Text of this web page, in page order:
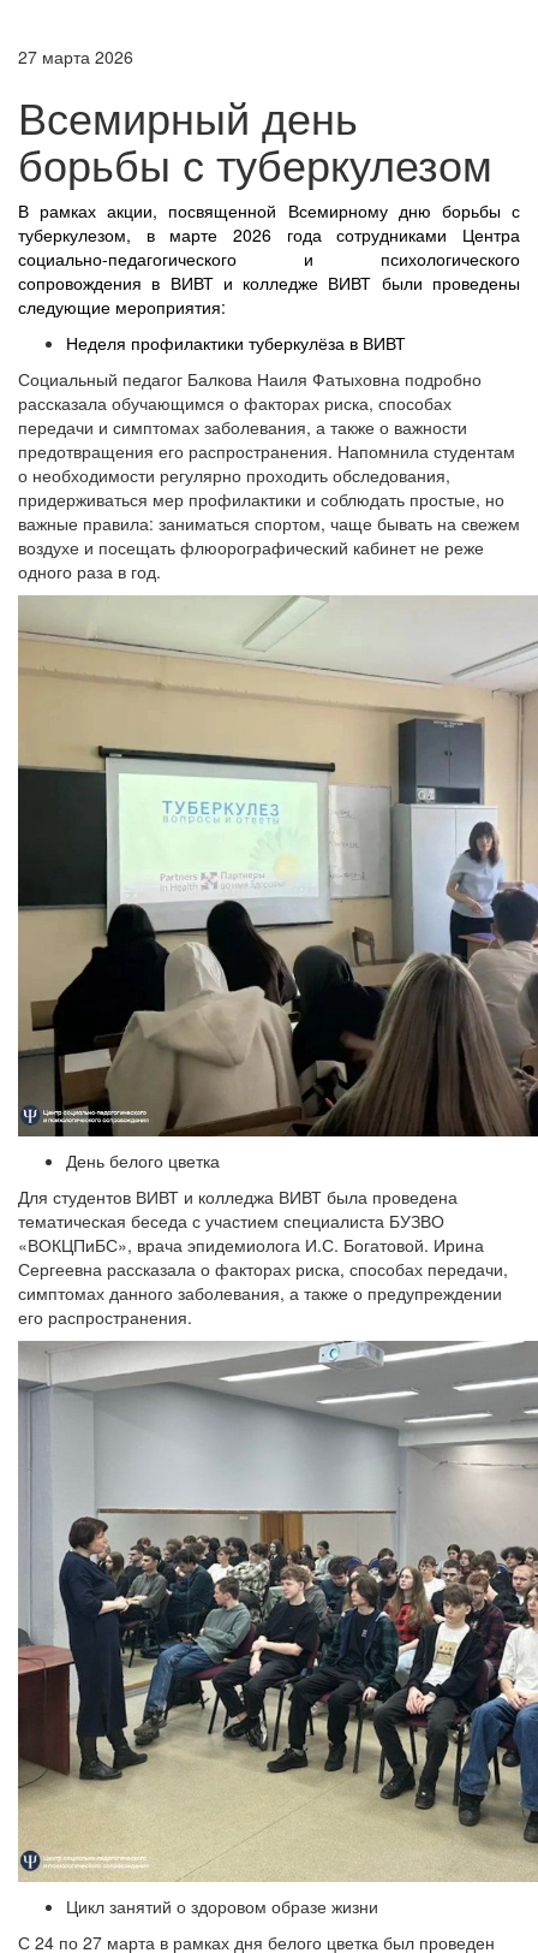
27 марта 2026
Всемирный день
борьбы с туберкулезом
В рамкахакции, посвященной Всемирномудню борьбы с
туберкулезом, в марте 2026 года сотрудниками Центра
социально-педагогического и психологического
сопровождения в ВИВТ и колледже ВИВТ были проведены
следующие мероприятия:
Неделя профилактики туберкулёза в ВИВТ
Социальный педагог Балкова Наиля Фатыховна подробно
рассказала обучающимся о факторах риска, способах
передачи и симптомах заболевания, а также о важности
предотвращения его распространения. Напомнила студентам
о необходимости регулярно проходить обследования,
придерживаться мер профилактики и соблюдать простые, но
важные правила: заниматься спортом, чаще бывать на свежем
воздухе и посещать флюорографический кабинет не реже
одного раза в год.
День белого цветка
Для студентов ВИВТ и колледжа ВИВТ была проведена
тематическая беседа с участием специалиста БУЗВО
«ВОКЦПиБС», врача эпидемиолога И.С. Богатовой. Ирина
Сергеевна рассказала о факторах риска, способах передачи,
симптомах данного заболевания, а также о предупреждении
его распространения.
Цикл занятий о здоровом образе жизни
С 24 по 27 марта в рамках дня белого цветка был проведен